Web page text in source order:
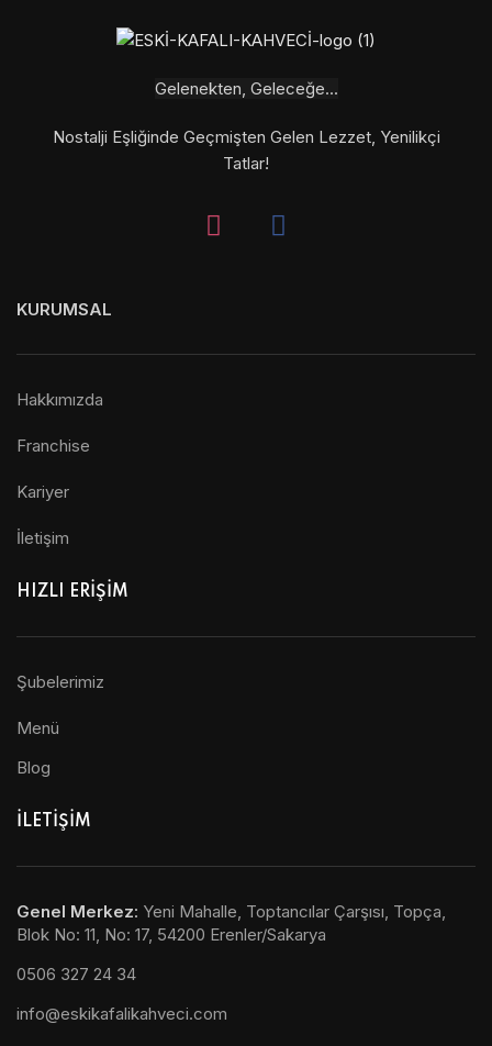
Gelenekten, Geleceğe...
Nostalji Eşliğinde Geçmişten Gelen Lezzet, Yenilikçi
Tatlar!
KURUMSAL
Hakkımızda
Franchise
Kariyer
İletişim
HIZLI ERİŞİM
Şubelerimiz
Menü
Blog
ILETIŞIM
Genel Merkez: Yeni Mahalle, Toptancılar Çarşısı, Topça,
Blok No: 11, No: 17, 54200 Erenler/Sakarya
0506 327 24 34
info@eskikafalikahveci.com